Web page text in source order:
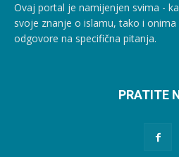
Ovaj portal je namijenjen svima -
svoje znanje o islamu, tako i
odgovore na specifična pitanja.
PRATITE